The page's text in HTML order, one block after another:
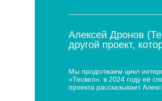
Алексей Дронов
другой проект,
Мы продолжаем цикл
«Тесвел»: в 2024 году её
проекта рассказывает